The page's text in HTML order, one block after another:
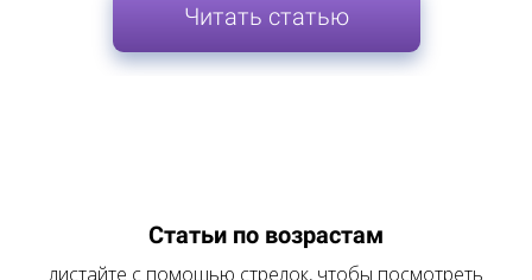
Читать статью
Статьи по возрастам
листайте с помощью стрелок, чтобы посмотреть